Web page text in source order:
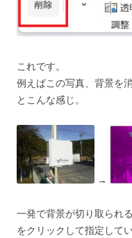
これです。
例えばこの写真、背景を
とこんな感じ。
→
一発で背景が切り取られ
をクリックして指定して